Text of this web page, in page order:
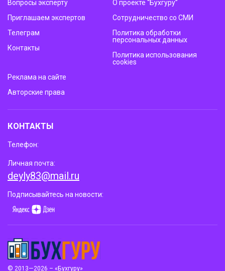
© 2013—2026 – «Бухгуру»
Вопросы эксперту
Приглашаем экспертов
Телеграм
Контакты
О проекте “Бухгуру”
Сотрудничество со СМИ
Политика обработки
персональных данных
Политика использования
cookies
Реклама на сайте
Авторские права
КОНТАКТЫ
Телефон:
Личная почта:
deyly83@mail.ru
Подписывайтесь на новости: